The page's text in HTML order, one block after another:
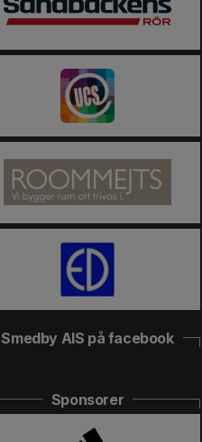
Smedby AIS på facebook
Sponsorer